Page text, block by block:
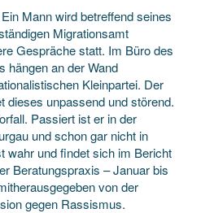
Mann wird betreffend seines
Migrationsamt
Gespräche statt. Im Büro des
hängen an der Wand
Kleinpartei. Der
dieses unpassend und störend.
Passiert ist er in der
und schon gar nicht in
wahr und findet sich im Bericht
Beratungspraxis – Januar bis
von der
gegen Rassismus.